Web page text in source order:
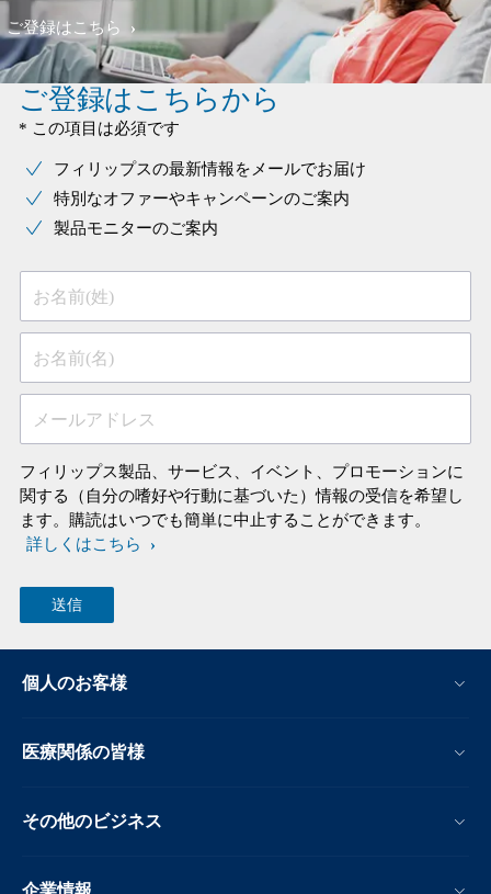
ご登録はこちら
ご登録はこちらから
* この項目は必須です
フィリップスの最新情報をメールでお届け
特別なオファーやキャンペーンのご案内
製品モニターのご案内
お名前(姓)
お名前(名)
メールアドレス
フィリップス製品、サービス、イベント、プロモーションに
関する（自分の嗜好や行動に基づいた）情報の受信を希望し
ます。購読はいつでも簡単に中止することができます。
詳しくはこちら
個人のお客様
医療関係の皆様
その他のビジネス
企業情報